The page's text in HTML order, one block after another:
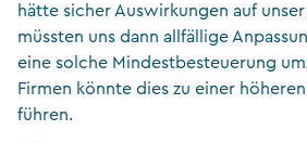
hätte sicher Auswirkungen auf
müssten uns dann allfällige
eine solche Mindestbesteuerung
Firmen könnte dies zu einer
führen.